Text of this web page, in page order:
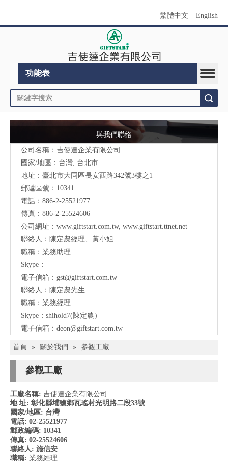
繁體中文 English
功能表
與我們聯絡
公司名稱：吉使達企業有限公司
國家/地區：台灣, 台北市
地址：臺北市大同區長安西路342號3樓之1
郵遞區號：10341
電話：886-2-25521977
傳真：886-2-25524606
公司網址： www.giftstart.com.tw, www.giftstart.ttnet.net
聯絡人：陳定農經理、黃小姐
職稱：業務助理
Skype：
電子信箱： gst@giftstart.com.tw
聯絡人：陳定農先生
職稱：業務經理
Skype：shihold7(陳定農）
電子信箱： deon@giftstart.com.tw
首頁 » 關於我們 » 參觀工廠
參觀工廠
工廠名稱: 吉使達企業有限公司
地 址: 彰化縣埔鹽鄉瓦瑤村光明路二段33號
國家/地區: 台灣
電話: 02-25521977
郵政編碼: 10341
傳真: 02-25524606
聯絡人: 施信安
職稱: 業務經理